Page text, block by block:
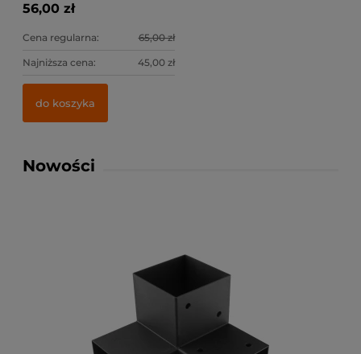
56,00 zł
Cena regularna: 65,00 zł
Najniższa cena: 45,00 zł
do koszyka
Nowości